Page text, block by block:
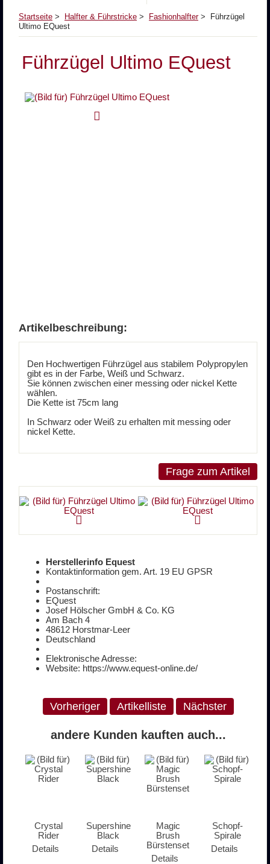
Startseite > Halfter & Führstricke > Fashionhalfter> Führzügel
Ultimo EQuest
Führzügel Ultimo EQuest
Artikelbeschreibung:
Den Hochwertigen Führzügel aus stabilem Polypropylen
gibt es in der Farbe, Weiß und Schwarz.
Sie können zwischen einer messing oder nickel Kette
wählen.
Die Kette ist 75cm lang
In Schwarz oder Weiß zu erhalten mit messing oder
nickel Kette.
Frage zum Artikel
Herstellerinfo Equest
Kontaktinformation gem. Art. 19 EU GPSR
Postanschrift:
EQuest
Josef Hölscher GmbH & Co. KG
Am Bach 4
48612 Horstmar-Leer
Deutschland
Elektronische Adresse:
Website: https://www.equest-online.de/
Vorheriger Artikelliste Nächster
andere Kunden kauften auch...
Crystal
Rider
Details
Supershine
Black
Details
Magic
Brush
Bürstenset
Details
Schopf-
Spirale
Details